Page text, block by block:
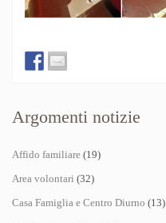
Argomenti notizie
Affido familiare (19)
Area volontari (32)
Casa Famiglia e Centro Diurno (13)